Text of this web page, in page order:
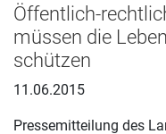
Öffentlich-
müssen die
schützen
11.06.2015
Pressemitteilung des